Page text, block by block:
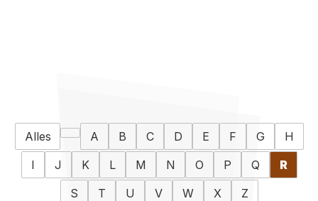
Alles A B C D E F G
H
I
J K L M N O P Q
R
S
T U V W X Z